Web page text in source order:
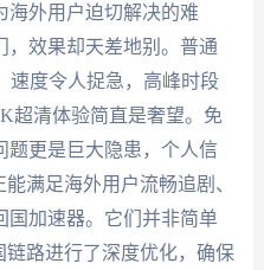
海外用户迫切解决的难
，效果却天差地别。普通
速度令人捉急，高峰时段
超清体验简直是奢望。免
题更是巨大隐患，个人信
满足海外用户流畅追剧、
国加速器。它们并非简单
路进行了深度优化，确保